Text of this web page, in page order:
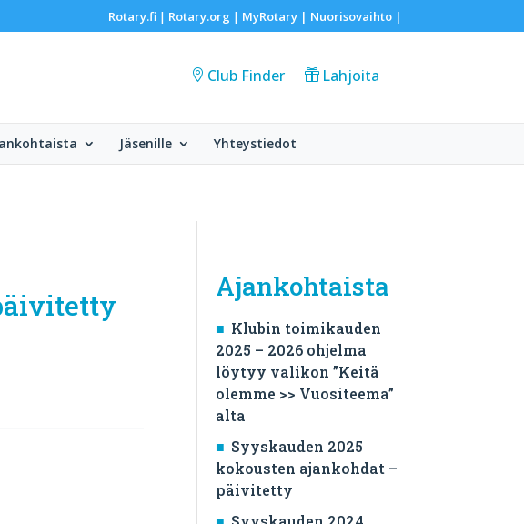
Rotary.fi| Rotary.org | MyRotary | Nuorisovaihto|
Club Finder Lahjoita
Jäsenille Yhteystiedot
Ajankohtaista
Klubin toimikauden
2025 – 2026 ohjelma
löytyy valikon ”Keitä
olemme >> Vuositeema”
alta
Syyskauden 2025
kokousten ajankohdat –
päivitetty